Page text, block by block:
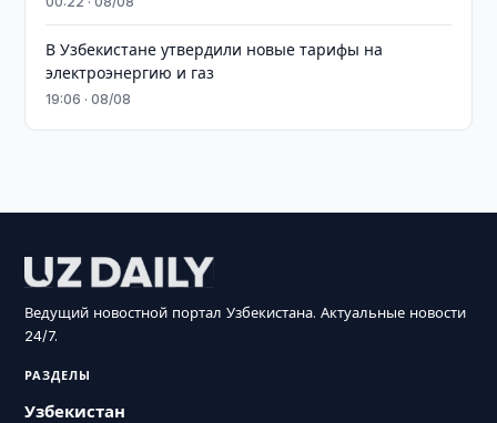
В Узбекистане утвердили новые тарифы на
электроэнергию и газ
19:06 · 08/08
Ведущий новостной портал Узбекистана. Актуальные новости
24/7.
РАЗДЕЛЫ
Узбекистан